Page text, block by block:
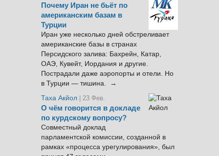
Почему Иран не бьёт по
американским базам в
Турции
Иран уже несколько дней обстреливает
американские базы в странах
Персидского залива: Бахрейн, Катар,
ОАЭ, Кувейт, Иордания и другие.
Пострадали даже аэропорты и отели. Но
в Турции — тишина. →
Таха Акйол | 23 Фев.
О чём говорится в докладе
по курдскому вопросу?
Совместный доклад
парламентской комиссии, созданной в
рамках «процесса урегулирования», был